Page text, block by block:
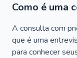
Como é uma
A consulta com
que é uma
para conhecer